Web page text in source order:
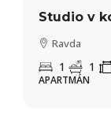
Studio v
Ravda
1 1
APARTMÁN